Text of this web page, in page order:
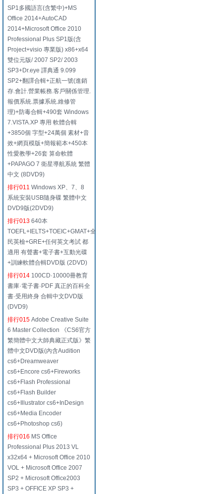
SP1多國語言(含繁中)+MS
Office 2014+AutoCAD
2014+Microsoft Office 2010
Professional Plus SP1版(含
Project+visio 專業版) x86+x64
雙位元版/ 2007 SP2/ 2003
SP3+Dr.eye 譯典通 9.099
SP2+翻譯合輯+正航一號(進銷
存.會計.營業帳務.客戶關係管理.
報價系統.票據系統.維修管
理)+防毒合輯+490套 Windows
7.VISTA.XP 專用 軟體合輯
+3850個 字型+24萬個 素材+音
效+網頁模版+簡報範本+450本
性愛教學+26套 算命軟體
+PAPAGO 7 衛星導航系統 繁體
中文 (8DVD9)
排行011 Windows XP、7、8
系統安裝USB隨身碟 繁體中文
DVD9版(2DVD9)
排行013 640本
TOEFL+IELTS+TOEIC+GMAT+全
民英檢+GRE+任何英文考試 都
適用 有聲書+電子書+互動光碟
+訓練軟體合輯DVD版 (2DVD)
排行014 100CD·10000冊教育
書庫·電子書·PDF 真正的百科全
書·受用終身 合輯中文DVD版
(DVD9)
排行015 Adobe Creative Suite
6 Master Collection 《CS6官方
繁簡體中文大師典藏正式版》繁
體中文DVD版(內含Audition
cs6+Dreamweaver
cs6+Encore cs6+Fireworks
cs6+Flash Professional
cs6+Flash Builder
cs6+Illustrator cs6+InDesign
cs6+Media Encoder
cs6+Photoshop cs6)
排行016 MS Office
Professional Plus 2013 VL
x32x64 + Microsoft Office 2010
VOL + Microsoft Office 2007
SP2 + Microsoft Office2003
SP3 + OFFICE XP SP3 +